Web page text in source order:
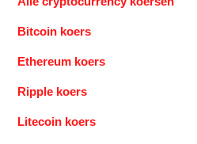
Bitcoin koers
Ethereum koers
Ripple koers
Litecoin koers